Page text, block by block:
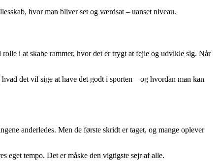
hvor man bliver set og værdsat – uanset niveau.
i at skabe rammer, hvor det er trygt at fejle og udvikle sig. Når
det vil sige at have det godt i sporten – og hvordan man kan
anderledes. Men de første skridt er taget, og mange oplever
eget tempo. Det er måske den vigtigste sejr af alle.